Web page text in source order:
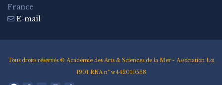
France
E-mail
Tous droits réservés © Académie des Arts & Sciences de la Mer - Association Loi
1901 RNA n° w442010568